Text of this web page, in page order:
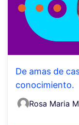
De amas de
conocimiento.
Rosa Maria